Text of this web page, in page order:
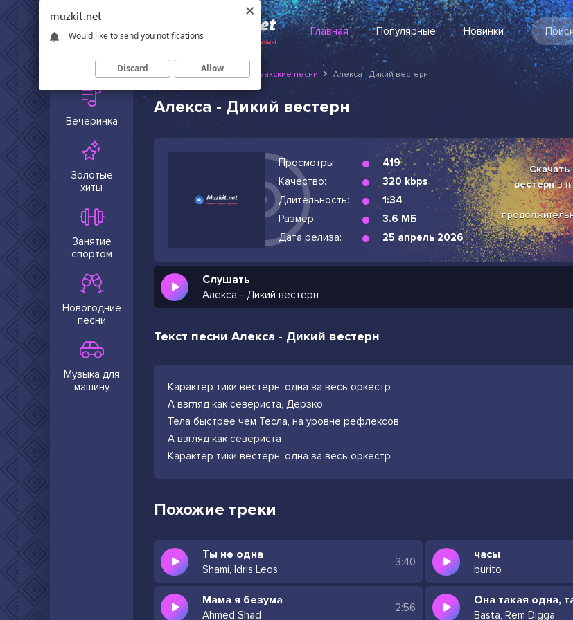
Главная Популярные
Новинки
Вечеринка
Золотые
хиты
Занятие
спортом
Новогодние
песни
Музыка для
машину
Muzkit.net Русские и казахские песни Алекса - Дикий вестерн
Алекса - Дикий вестерн
Просмотры:
419
Качество:
320 kbps
Длительность:
1:34
Размер:
3.6 МБ
Дата релиза:
25 апрель 2026
вестернв
Слушать
Алекса - Дикий вестерн
Текст песни Алекса - Дикий вестерн
Карактер тики вестерн, одна за весь оркестр
А взгляд как севериста, Дерзко
Тела быстрее чем Тесла, на уровне рефлексов
А взгляд как севериста
Карактер тики вестерн, одна за весь оркестр
Похожие треки
Ты не одна
Shami, Idris Leos
3:40
часы
burito
Мама я безума
Ahmed Shad
2:56
Она такая одна,
Basta, Rem Digga
muzkit.net
Would like to send you notifications
Discard Allow